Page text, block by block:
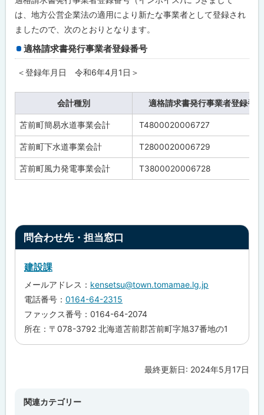
に
戻
は、地方公営企業法の適用により新たな事業者として登録され
ましたので、次のとおりとなります。
適格請求書発行事業者登録番号
＜登録年月日 令和6年4月1日＞
会計種別 適格請求書発行事業者登録番号
苫前町簡易水道事業会計 T4800020006727
苫前町下水道事業会計 T2800020006729
苫前町風力発電事業会計 T3800020006728
ト
問合わせ先・担当窓口
建設課
メールアドレス： kensetsu@town.tomamae.lg.jp
電話番号： 0164-64-2315
ファックス番号：0164-64-2074
所在：〒078-3792 北海道苫前郡苫前町字旭37番地の1
最終更新日: 2024年5月17日
関連カテゴリー